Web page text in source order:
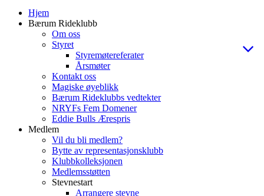
Hjem
Bærum Rideklubb
Om oss
Styret
Styremøtereferater
Årsmøter
Kontakt oss
Magiske øyeblikk
Bærum Rideklubbs vedtekter
NRYFs Fem Domener
Eddie Bulls Ærespris
Medlem
Vil du bli medlem?
Bytte av representasjonsklubb
Klubbkolleksjonen
Medlemsstøtten
Stevnestart
Arrangere stevne